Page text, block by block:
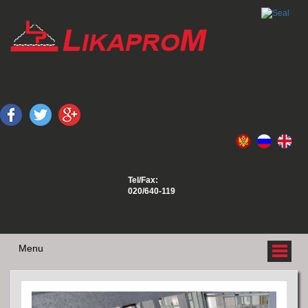
Tel/Fax:
020/640-119
Menu